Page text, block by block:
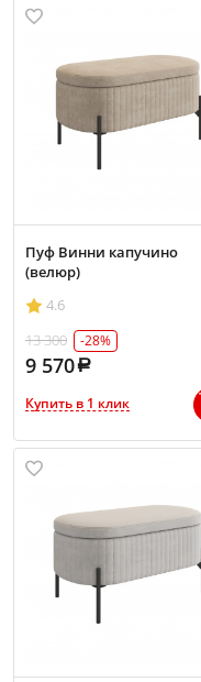
Пуф Винни капучино
(велюр)
4.6
13 300
-28%
9 570
Купить в 1 клик